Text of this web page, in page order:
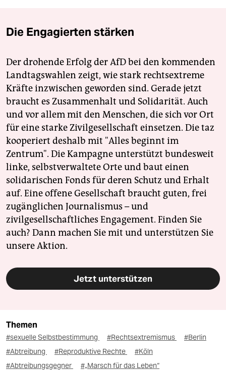
Die Engagierten stärken
Der drohende Erfolg der AfD bei den kommenden
Landtagswahlen zeigt, wie stark rechtsextreme
Kräfte inzwischen geworden sind. Gerade jetzt
braucht es Zusammenhalt und Solidarität. Auch
und vor allem mit den Menschen, die sich vor Ort
für eine starke Zivilgesellschaft einsetzen. Die taz
kooperiert deshalb mit "Alles beginnt im
Zentrum". Die Kampagne unterstützt bundesweit
linke, selbstverwaltete Orte und baut einen
solidarischen Fonds für deren Schutz und Erhalt
auf. Eine offene Gesellschaft braucht guten, frei
zugänglichen Journalismus – und
zivilgesellschaftliches Engagement. Finden Sie
auch? Dann machen Sie mit und unterstützen Sie
unsere Aktion.
Jetzt unterstützen
Themen
#sexuelle Selbstbestimmung #Rechtsextremismus
#Berlin
#Abtreibung
#Reproduktive Rechte
#Köln
#Abtreibungsgegner
#„Marsch für das Leben“